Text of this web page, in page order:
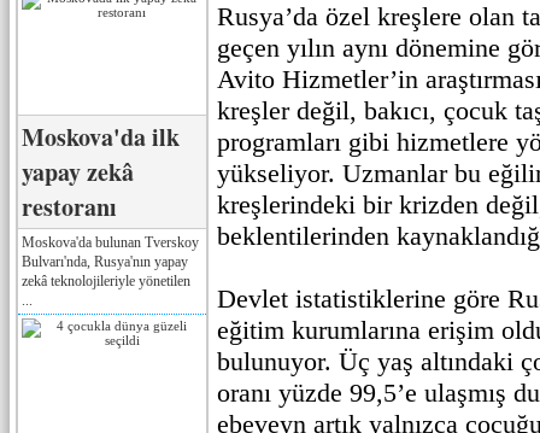
Moskova'da ilk
yapay zekâ
restoranı
Moskova'da bulunan Tverskoy
Bulvarı'nda, Rusya'nın yapay
zekâ teknolojileriyle yönetilen
Rusya’da özel kreşlere olan
geçen yılın aynı dönemine
Avito Hizmetler’in
kreşler değil, bakıcı, çocuk
programları gibi hizmetlere
yükseliyor. Uzmanlar bu
kreşlerindeki bir krizden
beklentilerinden
Devlet istatistiklerine göre
eğitim kurumlarına erişim
bulunuyor. Üç yaş altındaki
oranı yüzde 99,5’e ulaşmış
ebeveyn artık yalnızca